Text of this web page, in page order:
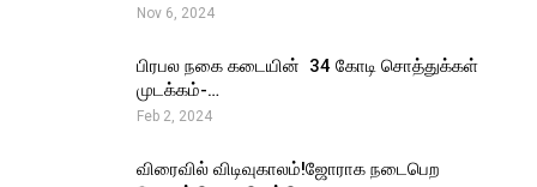
Nov 6, 2024
பிரபல நகை கடையின் ₹ 34 கோடி சொத்துக்கள்
முடக்கம்-…
Feb 2, 2024
விரைவில் விடிவுகாலம்!ஜோராக நடைபெற